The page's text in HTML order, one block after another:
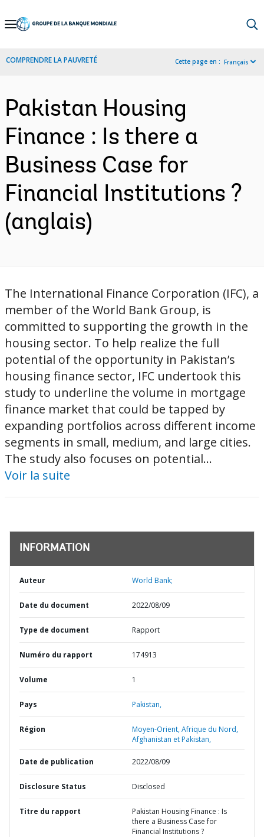
Skip
Navigation
COMPRENDRE LA PAUVRETÉ Cette page en : Français
Pakistan Housing
Finance : Is there a
Business Case for
Financial Institutions ?
(anglais)
The International Finance Corporation (IFC), a
member of the World Bank Group, is
committed to supporting the growth in the
housing sector. To help realize the full
potential of the opportunity in Pakistan’s
housing finance sector, IFC undertook this
study to underline the volume in mortgage
finance market that could be tapped by
expanding portfolios across different income
segments in small, medium, and large cities.
The study also focuses on potential...
Voir la suite
INFORMATION
Auteur World Bank;
Date du document 2022/08/09
Type de document Rapport
Numéro du rapport 174913
Volume 1
Pays Pakistan,
Région
Moyen-Orient, Afrique du Nord,
Afghanistan et Pakistan,
Date de publication 2022/08/09
Disclosure Status Disclosed
Titre du rapport
Pakistan Housing Finance : Is
there a Business Case for
Financial Institutions ?